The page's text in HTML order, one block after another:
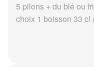
5 pilons + du blé ou
choix 1 boisson 33 cl